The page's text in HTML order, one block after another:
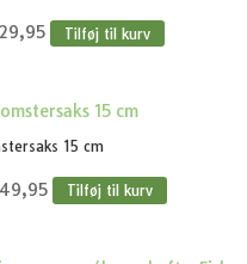
Tilføj til kurv
15 cm
Tilføj til kurv